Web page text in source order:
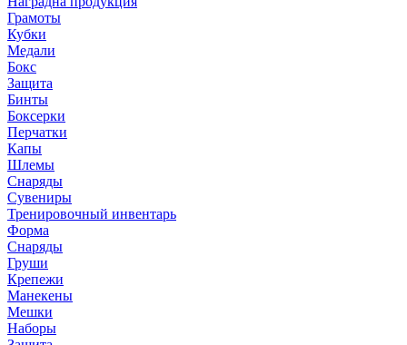
Грамоты
Кубки
Медали
Бокс
Защита
Бинты
Боксерки
Перчатки
Капы
Шлемы
Снаряды
Сувениры
Тренировочный инвентарь
Форма
Снаряды
Груши
Крепежи
Манекены
Мешки
Наборы